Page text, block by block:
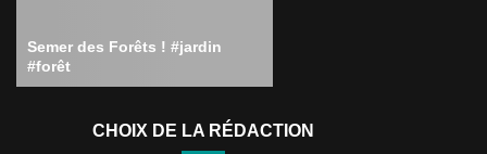
Semer des Forêts ! #jardin
#forêt
CHOIX DE LA RÉDACTION